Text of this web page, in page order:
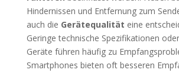
Hindernissen und Entfernung zum
auch die Gerätequalität eine
Geringe technische Spezifikationen
Geräte führen häufig zu
Smartphones bieten oft besseren